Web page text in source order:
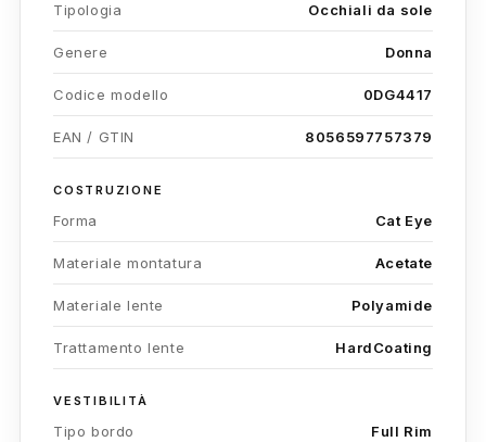
Tipologia Occhiali da sole
Genere Donna
Codice modello 0DG4417
EAN / GTIN 8056597757379
COSTRUZIONE
Forma Cat Eye
Materiale montatura Acetate
Materiale lente Polyamide
Trattamento lente HardCoating
VESTIBILITÀ
Tipo bordo Full Rim